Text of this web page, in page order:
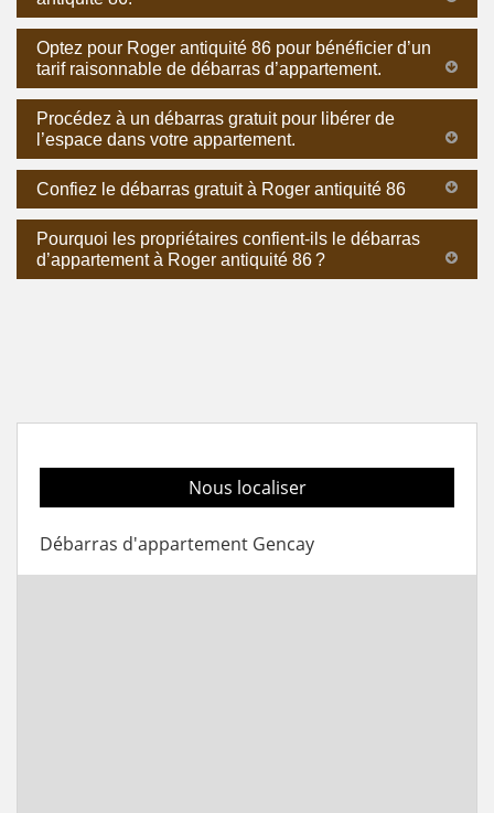
Optez pour Roger antiquité 86 pour bénéficier d’un
tarif raisonnable de débarras d’appartement.
Procédez à un débarras gratuit pour libérer de
l’espace dans votre appartement.
Confiez le débarras gratuit à Roger antiquité 86
Pourquoi les propriétaires confient-ils le débarras
d’appartement à Roger antiquité 86 ?
Nous localiser
Débarras d'appartement Gencay